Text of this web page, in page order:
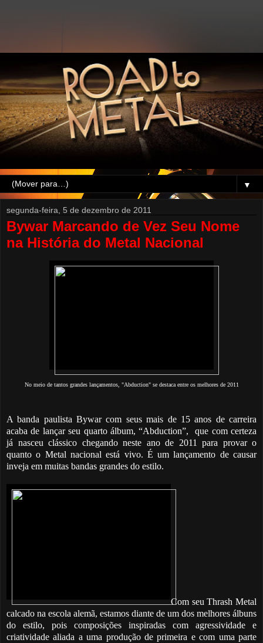
▼
segunda-feira, 5 de dezembro de 2011
Bywar Marcando de Vez Seu Nome
na História do Metal Nacional
No meio de tantos grandes lançamentos, "Abduction" se destaca entre os melhores de 2011
A banda paulista Bywar com seus mais de 15 anos de carreira
acaba de lançar seu quarto álbum, “Abduction”, que com certeza
já nasceu clássico chegando neste ano de 2011 para provar o
quanto o Metal nacional está vivo. É um lançamento de causar
inveja em muitas bandas grandes do estilo.
Com seu Thrash Metal
calcado na escola alemã, estamos diante de um dos melhores álbuns
do estilo, pois composições inspiradas com agressividade e
criatividade aliada a uma produção de primeira e com uma parte